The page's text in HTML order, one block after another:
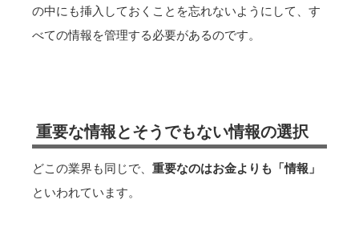
の中にも挿入しておくことを忘れないようにして、 す
べての情報を管理する必要があるのです。
重要な情報とそうでもない情報の選択
どこの業界も同じで、 重要なのはお金よりも「情報」
といわれています。